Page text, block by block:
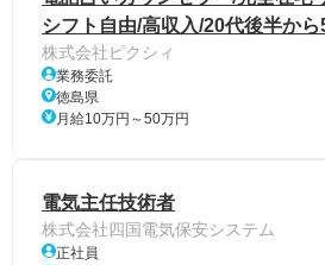
シフト自由/高収入/20代後半か
株式会社ピクシィ
業務委託
徳島県
月給10万円～50万円
電気主任技術者
株式会社四国電気保安システム
正社員